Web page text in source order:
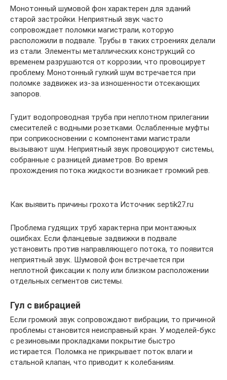
Монотонный шумовой фон характерен для зданий
старой застройки. Неприятный звук часто
сопровождает поломки магистрали, которую
расположили в подвале. Трубы в таких строениях делали
из стали. Элементы металлических конструкций со
временем разрушаются от коррозии, что провоцирует
проблему. Монотонный гулкий шум встречается при
поломке задвижек из-за изношенности отсекающих
запоров.
Гудит водопроводная труба при неплотном прилегании
смесителей с водными розетками. Ослабленные муфты
при соприкосновении с компонентами магистрали
вызывают шум. Неприятный звук провоцируют системы,
собранные с разницей диаметров. Во время
прохождения потока жидкости возникает громкий рев.
Как выявить причины грохота Источник septik27.ru
Проблема гудящих труб характерна при монтажных
ошибках. Если фланцевые задвижки в подвале
установить против направляющего потока, то появится
неприятный звук. Шумовой фон встречается при
неплотной фиксации к полу или близком расположении
отдельных сегментов системы.
Гул с вибрацией
Если громкий звук сопровождают вибрации, то причиной
проблемы становится неисправный кран. У моделей-букс
с резиновыми прокладками покрытие быстро
истирается. Поломка не прикрывает поток влаги и
стальной клапан, что приводит к колебаниям.